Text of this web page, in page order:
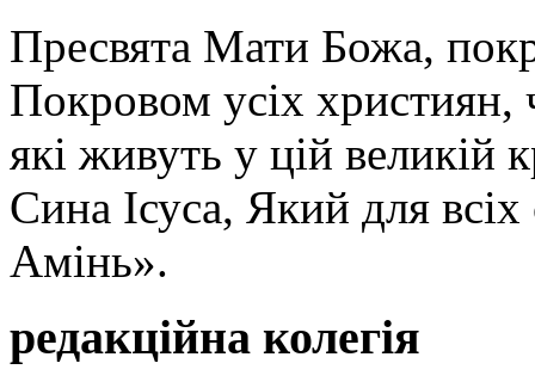
Пресвята Мати Божа,
Покровом усіх християн,
які живуть у цій великій
Сина Ісуса, Який для
Амінь».
редакційна колегія